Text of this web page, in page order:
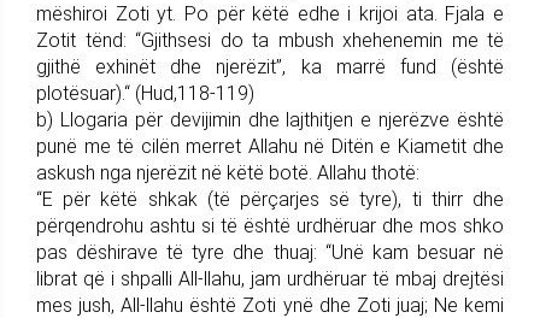
mëshiroi Zoti yt. Po për këtë edhe i krijoi ata. Fjala e
Zotit tënd: “Gjithsesi do ta mbush xhehenemin me të
gjithë exhinët dhe njerëzit”, ka marrë fund (është
plotësuar).“ (Hud,118-119)
b) Llogaria për devijimin dhe lajthitjen e njerëzve është
punë me të cilën merret Allahu në Ditën e Kiametit dhe
askush nga njerëzit në këtë botë. Allahu thotë:
“E për këtë shkak (të përçarjes së tyre), ti thirr dhe
përqendrohu ashtu si të është urdhëruar dhe mos shko
pas dëshirave të tyre dhe thuaj: “Unë kam besuar në
librat që i shpalli All-llahu, jam urdhëruar të mbaj drejtësi
mes jush, All-llahu është Zoti ynë dhe Zoti juaj; Ne kemi